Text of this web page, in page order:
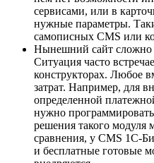
сервисами, или в
нужные параметры.
самописных CMS или
Нынешний сайт сложно
Ситуация часто
конструкторах. Любое
затрат. Например, для
определенной
нужно
решения такого модуля
сравнения, у CMS 1С-
и бесплатные готовые